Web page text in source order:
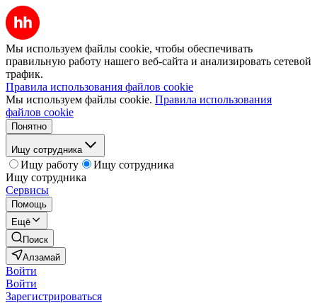
Мы используем файлы cookie, чтобы обеспечивать
правильную работу нашего веб-сайта и анализировать сетевой
трафик.
Правила использования файлов cookie
Мы используем файлы cookie. Правила использования
файлов cookie
Понятно
Ищу сотрудника
Ищу работу
Ищу сотрудника
Ищу сотрудника
Сервисы
Помощь
Ещё
Поиск
Алзамай
Войти
Войти
Зарегистрироваться